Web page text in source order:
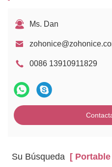
Ms. Dan
0086 13910911829
Su Búsqueda [ Portable